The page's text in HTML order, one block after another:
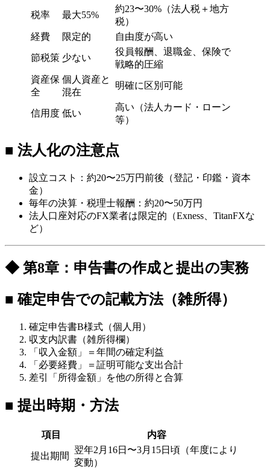
税率 最大55%
約23〜30%（法人税＋地方
税）
経費
限定的 自由度が高い
節税策 少ない
役員報酬、退職金、保険で
戦略的圧縮
資産保
全
個人資産と
混在
明確に区別可能
信用度 低い
高い（法人カード・ローン
等）
■ 法人化の注意点
設立コスト：約20〜25万円前後（登記・印鑑・資本
金）
毎年の決算・税理士報酬：約20〜50万円
法人口座対応のFX業者は限定的（Exness、TitanFXな
ど）
◆ 第8章：申告書の作成と提出の実務
■ 確定申告での記載方法（雑所得）
確定申告書B様式（個人用）
収支内訳書（雑所得欄）
「収入金額」＝年間の確定利益
「必要経費」＝証明可能な支出合計
差引「所得金額」を他の所得と合算
■ 提出時期・方法
項目 内容
提出期間
翌年2月16日〜3月15日頃（年度により
変動）